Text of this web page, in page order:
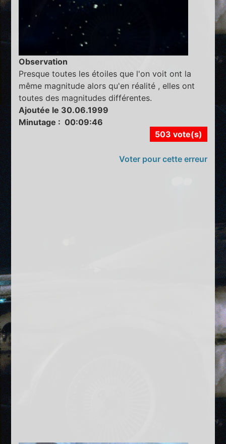
Observation
Presque toutes les étoiles que l'on voit ont la
même magnitude alors qu'en réalité , elles ont
toutes des magnitudes différentes.
Ajoutée le 30.06.1999
Minutage : 00:09:46
503 vote(s)
Voter pour cette erreur